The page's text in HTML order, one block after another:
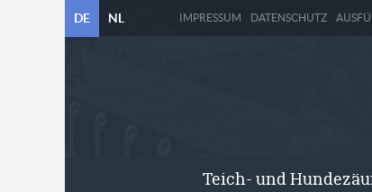
DE NL IMPRESSUM DATENSCHUTZ
Teich- und